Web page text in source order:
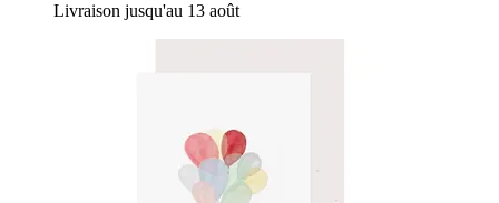
Livraison jusqu'au 13 août